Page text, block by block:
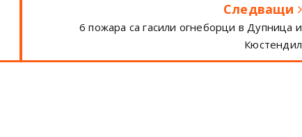
Следващи
6 пожара са гасили огнеборци в Дупница и
Кюстендил